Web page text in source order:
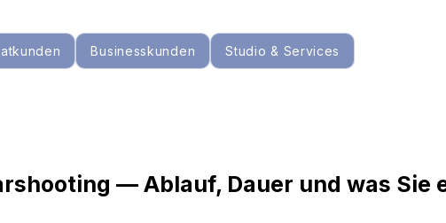
Businesskunden Studio & Services
— Ablauf, Dauer und was Sie